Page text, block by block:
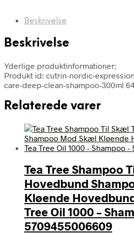
Beskrivelse
Beskrivelse
Yderlige produktinformationer:
Produkt id: cutrin-nordic-
care-deep-clean-shampoo-300ml
Relaterede varer
Tea Tree Shampoo
Hovedbund
Kløende
Tree Oil 1000 –
5709455006609